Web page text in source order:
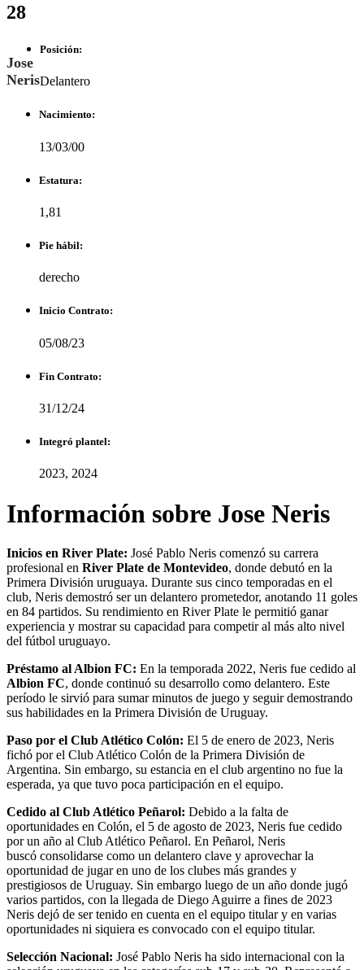
28
Jose
Neris
Posición:
Delantero
Nacimiento:
13/03/00
Estatura:
1,81
Pie hábil:
derecho
Inicio Contrato:
05/08/23
Fin Contrato:
31/12/24
Integró plantel:
2023, 2024
Información sobre Jose Neris
Inicios en River Plate: José Pablo Neris comenzó su carrera
profesional en River Plate de Montevideo, donde debutó en la
Primera División uruguaya. Durante sus cinco temporadas en el
club, Neris demostró ser un delantero prometedor, anotando 11 goles
en 84 partidos. Su rendimiento en River Plate le permitió ganar
experiencia y mostrar su capacidad para competir al más alto nivel
del fútbol uruguayo.
Préstamo al Albion FC: En la temporada 2022, Neris fue cedido al
Albion FC, donde continuó su desarrollo como delantero. Este
período le sirvió para sumar minutos de juego y seguir demostrando
sus habilidades en la Primera División de Uruguay.
Paso por el Club Atlético Colón: El 5 de enero de 2023, Neris
fichó por el Club Atlético Colón de la Primera División de
Argentina. Sin embargo, su estancia en el club argentino no fue la
esperada, ya que tuvo poca participación en el equipo.
Cedido al Club Atlético Peñarol: Debido a la falta de
oportunidades en Colón, el 5 de agosto de 2023, Neris fue cedido
por un año al Club Atlético Peñarol. En Peñarol, Neris
buscó consolidarse como un delantero clave y aprovechar la
oportunidad de jugar en uno de los clubes más grandes y
prestigiosos de Uruguay. Sin embargo luego de un año donde jugó
varios partidos, con la llegada de Diego Aguirre a fines de 2023
Neris dejó de ser tenido en cuenta en el equipo titular y en varias
oportunidades ni siquiera es convocado con el equipo titular.
Selección Nacional: José Pablo Neris ha sido internacional con la